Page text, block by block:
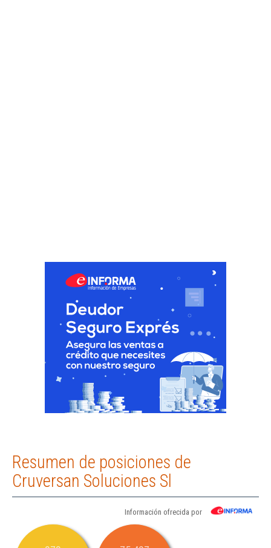
Resumen de posiciones de
Cruversan Soluciones Sl
Información ofrecida por